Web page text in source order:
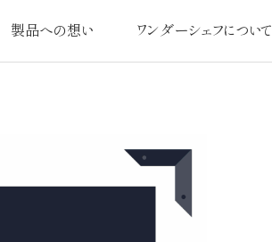
製品への想い ワンダーシェフについて
社会と共に